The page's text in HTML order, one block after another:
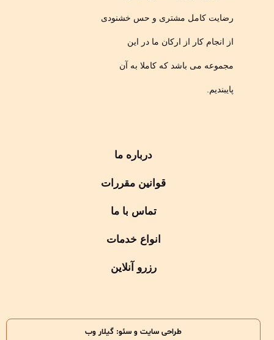
رضایت کامل مشتری و حس خشنودی
از انجام کار از ارکان ما در این
مجموعه می باشد که کاملا به آن
پایبندیم.
درباره ما
قوانین مقررات
تماس با ما
انواع خدمات
رزرو آنلاین
طراحی سایت و سئو: گیلار وب